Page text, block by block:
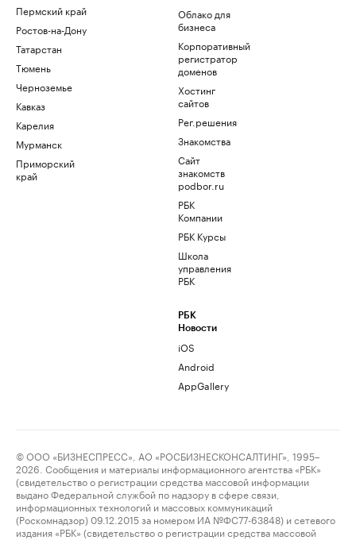
Пермский край
Ростов-на-Дону
Татарстан
Тюмень
Черноземье
Кавказ
Карелия
Мурманск
Приморский
край
Облако для
бизнеса
Корпоративный
регистратор
доменов
Хостинг
сайтов
Рег.решения
Знакомства
Сайт
знакомств
podbor.ru
РБК
Компании
РБК Курсы
Школа
управления
РБК
РБК
Новости
iOS
Android
AppGallery
© ООО «БИЗНЕСПРЕСС», АО «РОСБИЗНЕСКОНСАЛТИНГ», 1995–
2026. Сообщения и материалы информационного агентства «РБК»
(свидетельство о регистрации средства массовой информации
выдано Федеральной службой по надзору в сфере связи,
информационных технологий и массовых коммуникаций
(Роскомнадзор) 09.12.2015 за номером ИА №ФС77-63848) и сетевого
издания «РБК» (свидетельство о регистрации средства массовой